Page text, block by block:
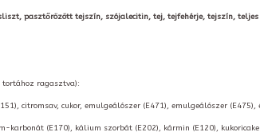
pasztőrözött tejszín, szójalecitin, tej, tejfehérje, tejszín, teljes
tortához ragasztva):
citromsav, cukor, emulgeálószer (E471), emulgeálószer
karbonát (E170), kálium szorbát (E202), kármin (E120),